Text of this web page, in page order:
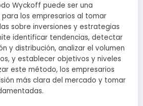
Wyckoff puede ser una
los empresarios al tomar
sobre inversiones y estrategias
identificar tendencias, detectar
y distribución, analizar el volumen
y establecer objetivos y niveles
este método, los empresarios
más clara del mercado y tomar